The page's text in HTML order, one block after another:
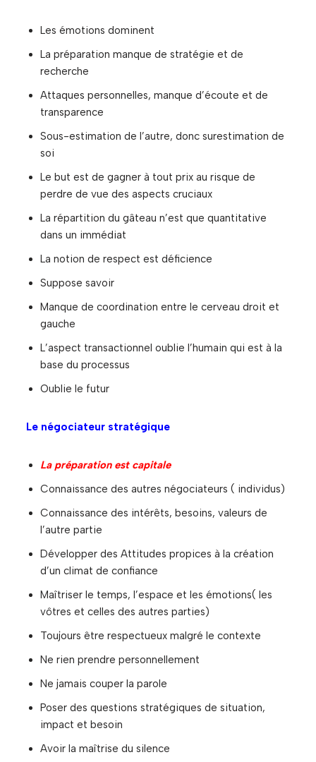
Les émotions dominent
La préparation manque de stratégie et de
recherche
Attaques personnelles, manque d’écoute et de
transparence
Sous-estimation de l’autre, donc surestimation de
soi
Le but est de gagner à tout prix au risque de
perdre de vue des aspects cruciaux
La répartition du gâteau n’est que quantitative
dans un immédiat
La notion de respect est déficience
Suppose savoir
Manque de coordination entre le cerveau droit et
gauche
L’aspect transactionnel oublie l’humain qui est à la
base du processus
Oublie le futur
Le négociateur stratégique
La préparation est capitale
Connaissance des autres négociateurs ( individus)
Connaissance des intérêts, besoins, valeurs de
l’autre partie
Développer des Attitudes propices à la création
d’un climat de confiance
Maîtriser le temps, l’espace et les émotions( les
vôtres et celles des autres parties)
Toujours être respectueux malgré le contexte
Ne rien prendre personnellement
Ne jamais couper la parole
Poser des questions stratégiques de situation,
impact et besoin
Avoir la maîtrise du silence